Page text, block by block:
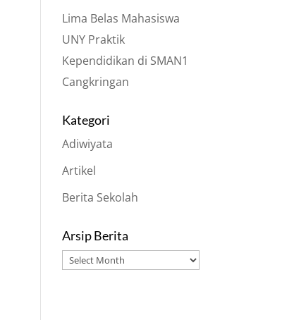
Lima Belas Mahasiswa
UNY Praktik
Kependidikan di SMAN1
Cangkringan
Kategori
Adiwiyata
Artikel
Berita Sekolah
Arsip Berita
Arsip